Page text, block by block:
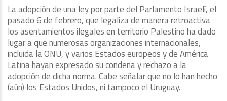
La adopción de una ley por parte del Parlamento Israelí, el
pasado 6 de febrero, que legaliza de manera retroactiva
los asentamientos ilegales en territorio Palestino ha dado
lugar a que numerosas organizaciones internacionales,
incluida la ONU, y varios Estados europeos y de América
Latina hayan expresado su condena y rechazo a la
adopción de dicha norma. Cabe señalar que no lo han hecho
(aún) los Estados Unidos, ni tampoco el Uruguay.